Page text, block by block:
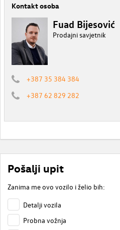
Kontakt osoba
Fuad Bijesović
Prodajni savjetnik
+387 35 384 384
+387 62 829 282
Pošalji upit
Zanima me ovo vozilo i želio bih:
Detalji vozila
Probna vožnja